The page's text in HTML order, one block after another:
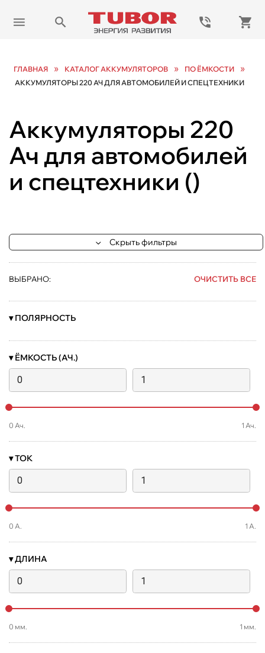
ГЛАВНАЯ » КАТАЛОГ АККУМУЛЯТОРОВ » ПО ЁМКОСТИ »
АККУМУЛЯТОРЫ 220 АЧ ДЛЯ АВТОМОБИЛЕЙ И СПЕЦТЕХНИКИ
Аккумуляторы 220
Ач для автомобилей
и спецтехники ()
Скрыть фильтры
ВЫБРАНО: ОЧИСТИТЬ ВСЕ
▾ ПОЛЯРНОСТЬ
▾ ЁМКОСТЬ (АЧ.)
0 Ач. 1 Ач.
▾ТОК
0 А. 1 А.
▾ДЛИНА
0 мм. 1 мм.